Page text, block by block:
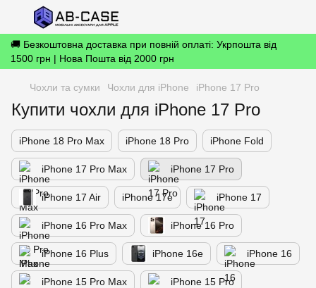
🚚 Безкоштовна доставка при повній оплаті: Укрпошта від
1500 грн | Нова Пошта від 2000 грн
Чохли та сумки Чохли для iPhone iPhone 17 Pro
Купити чохли для iPhone 17 Pro
iPhone 18 Pro Max iPhone 18 Pro iPhone Fold
iPhone 17 Pro Max iPhone 17 Pro
iPhone 17 Air iPhone 17е iPhone 17
iPhone 16 Pro Max iPhone 16 Pro
iPhone 16 Plus iPhone 16e iPhone 16
iPhone 15 Pro Max iPhone 15 Pro